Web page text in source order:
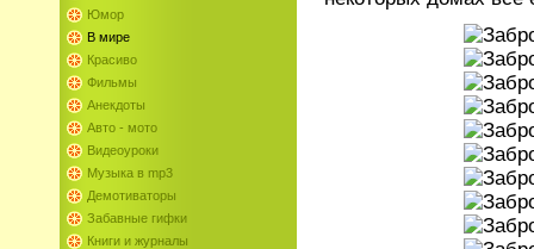
Юмор
В мире
Красиво
Фильмы
Анекдоты
Авто - мото
Видеоуроки
Музыка в mp3
Демотиваторы
Забавные гифки
Книги и журналы